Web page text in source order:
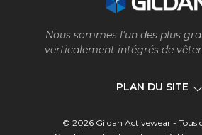
Nous sommes l'un des plus
verticalement intégrés de
PLAN DU SITE
Compagnie
© 2026 Gildan Activewear - Tous